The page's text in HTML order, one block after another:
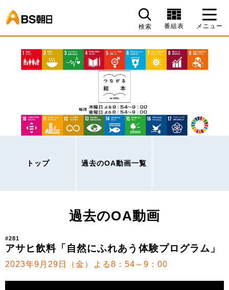
検索 番組表 メニュー
トップ 過去のOA動画一覧
過去のOA動画
#281
アサヒ飲料「自然にふれあう体験プログラム」
2023年9月29日（金）よる8：54～9：00